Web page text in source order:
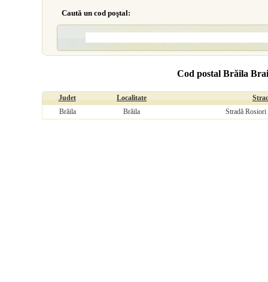
Caută un cod poştal:
Cod postal Brăila
Judet Localitate
Brăila
Brăila Stradă